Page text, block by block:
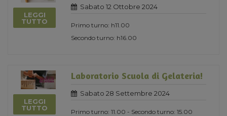
LEGGI
TUTTO
Sabato 12 Ottobre 2024
Primo turno: h11.00
Secondo turno: h16.00
LEGGI
TUTTO
Laboratorio Scuola di Gelateria!
Sabato 28 Settembre 2024
Primo turno: 11.00 - Secondo turno: 15.00